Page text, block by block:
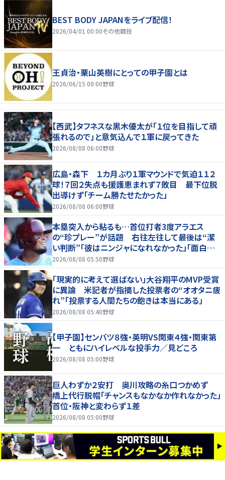
BEST BODY JAPANをライブ配信！
2026/04/01 00:00その他競技
王貞治・栗山英樹にとっての甲子園とは
2026/06/15 00:00野球
【西武】タフネスな黒木優太が「１位を目指して頑
張れるので」と意気込んで１軍に戻ってきた
2026/08/08 06:00野球
広島・森下 １カ月ぶり１軍マウンドで気迫１１２
球！７回２失点も援護恵まれず７敗目 最下位脱
出導けず「チーム勝たせたかった」
2026/08/08 06:00野球
本塁突入から粘るも…首位打者3度アラエス
の“珍プレー”が話題 右往左往して最後は“潔
い判断”「彼はニンジャになれなかった」「面白すぎ
る」
2026/08/08 05:50野球
「現実的に考えて選ばない」大谷翔平のMVP受賞
に異論 米記者が指摘した投票者の“オオタニ疲
れ”「投票する人間たちの飽きは本当にある」
2026/08/08 05:40野球
【甲子園】センバツ８強・英明VS関東４強・関東第
一 ともにハイレベルな投手力／見どころ
2026/08/08 05:00野球
巨人わずか２安打 奥川攻略の糸口つかめず
橋上代行脱帽「チャンスもなかなか作れなかった」
首位・阪神と変わらず１差
2026/08/08 05:00野球